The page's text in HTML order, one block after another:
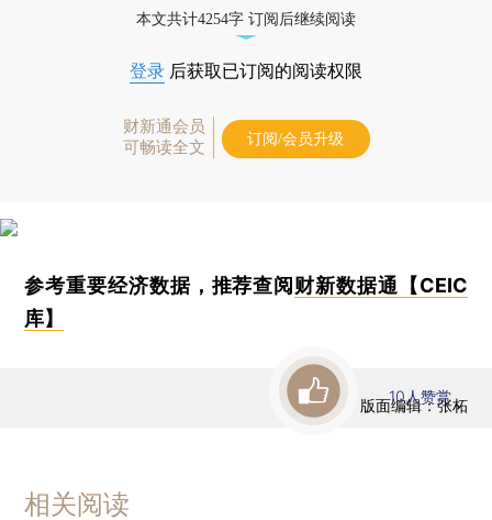
本文共计4254字 订阅后继续阅读
登录 后获取已订阅的阅读权限
财新通会员
可畅读全文
订阅/会员升级
参考重要经济数据，推荐查阅财新数据通【CEIC
库】
版面编辑：张柘
10人赞赏
相关阅读